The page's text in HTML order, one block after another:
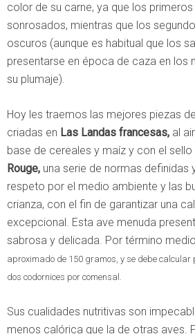
color de su carne, ya que los
sonrosados, mientras que los
oscuros (aunque es habitual que los
presentarse en época de caza en
su plumaje).
Hoy les traemos las mejores piezas de
criadas en Las Landas francesas, al
base de cereales y maíz y con el
Rouge, una serie de normas definidas
respeto por el medio ambiente y las
crianza, con el fin de garantizar una
excepcional. Esta ave menuda
sabrosa y delicada. Por término
aproximado de 150 gramos, y se debe
dos codornices por comensal.
Sus cualidades nutritivas son
menos calórica que la de otras aves.